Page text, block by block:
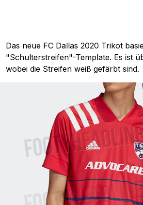
Das neue FC Dallas 2020 Trikot
"Schulterstreifen"-Template. Es ist
wobei die Streifen weiß gefärbt sind.